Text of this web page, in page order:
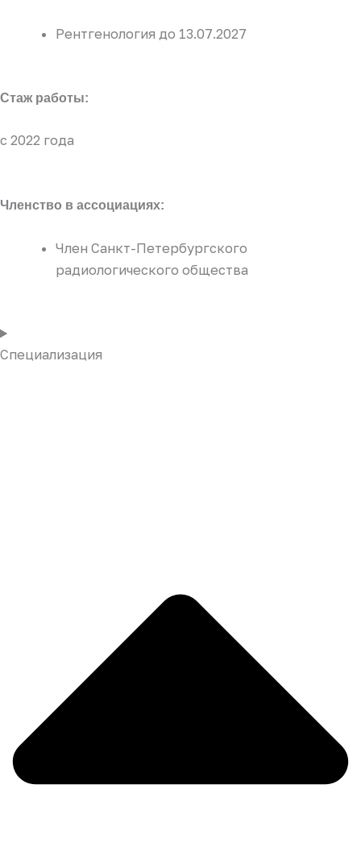
Рентгенология до 13.07.2027
Стаж работы:
с 2022 года
Членство в ассоциациях:
Член Санкт-Петербургского
радиологического общества
Специализация